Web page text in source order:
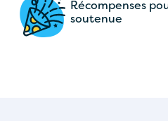
Récompenses
soutenue